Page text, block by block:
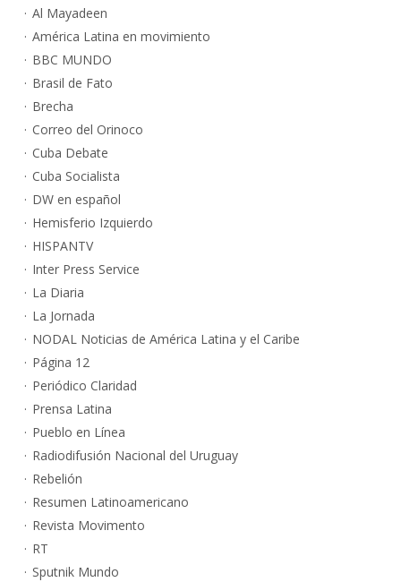
Al Mayadeen
América Latina en movimiento
BBC MUNDO
Brasil de Fato
Brecha
Correo del Orinoco
Cuba Debate
Cuba Socialista
DW en español
Hemisferio Izquierdo
HISPANTV
Inter Press Service
La Diaria
La Jornada
NODAL Noticias de América Latina y el Caribe
Página 12
Periódico Claridad
Prensa Latina
Pueblo en Línea
Radiodifusión Nacional del Uruguay
Rebelión
Resumen Latinoamericano
Revista Movimento
RT
Sputnik Mundo